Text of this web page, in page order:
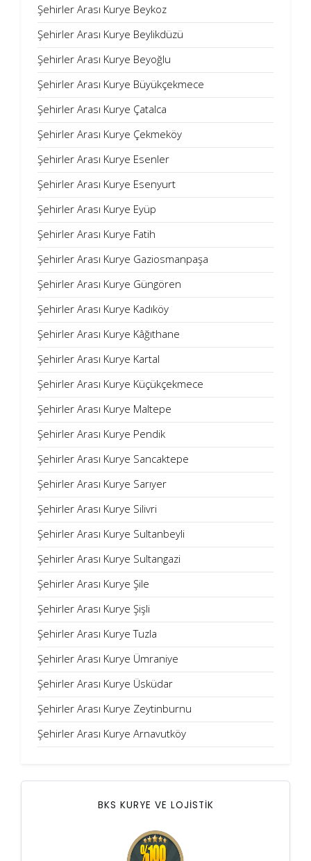
Şehirler Arası Kurye Beykoz
Şehirler Arası Kurye Beylikdüzü
Şehirler Arası Kurye Beyoğlu
Şehirler Arası Kurye Büyükçekmece
Şehirler Arası Kurye Çatalca
Şehirler Arası Kurye Çekmeköy
Şehirler Arası Kurye Esenler
Şehirler Arası Kurye Esenyurt
Şehirler Arası Kurye Eyüp
Şehirler Arası Kurye Fatih
Şehirler Arası Kurye Gaziosmanpaşa
Şehirler Arası Kurye Güngören
Şehirler Arası Kurye Kadıköy
Şehirler Arası Kurye Kâğıthane
Şehirler Arası Kurye Kartal
Şehirler Arası Kurye Küçükçekmece
Şehirler Arası Kurye Maltepe
Şehirler Arası Kurye Pendik
Şehirler Arası Kurye Sancaktepe
Şehirler Arası Kurye Sarıyer
Şehirler Arası Kurye Silivri
Şehirler Arası Kurye Sultanbeyli
Şehirler Arası Kurye Sultangazi
Şehirler Arası Kurye Şile
Şehirler Arası Kurye Şişli
Şehirler Arası Kurye Tuzla
Şehirler Arası Kurye Ümraniye
Şehirler Arası Kurye Üsküdar
Şehirler Arası Kurye Zeytinburnu
Şehirler Arası Kurye Arnavutköy
BKS KURYE VE LOJİSTİK